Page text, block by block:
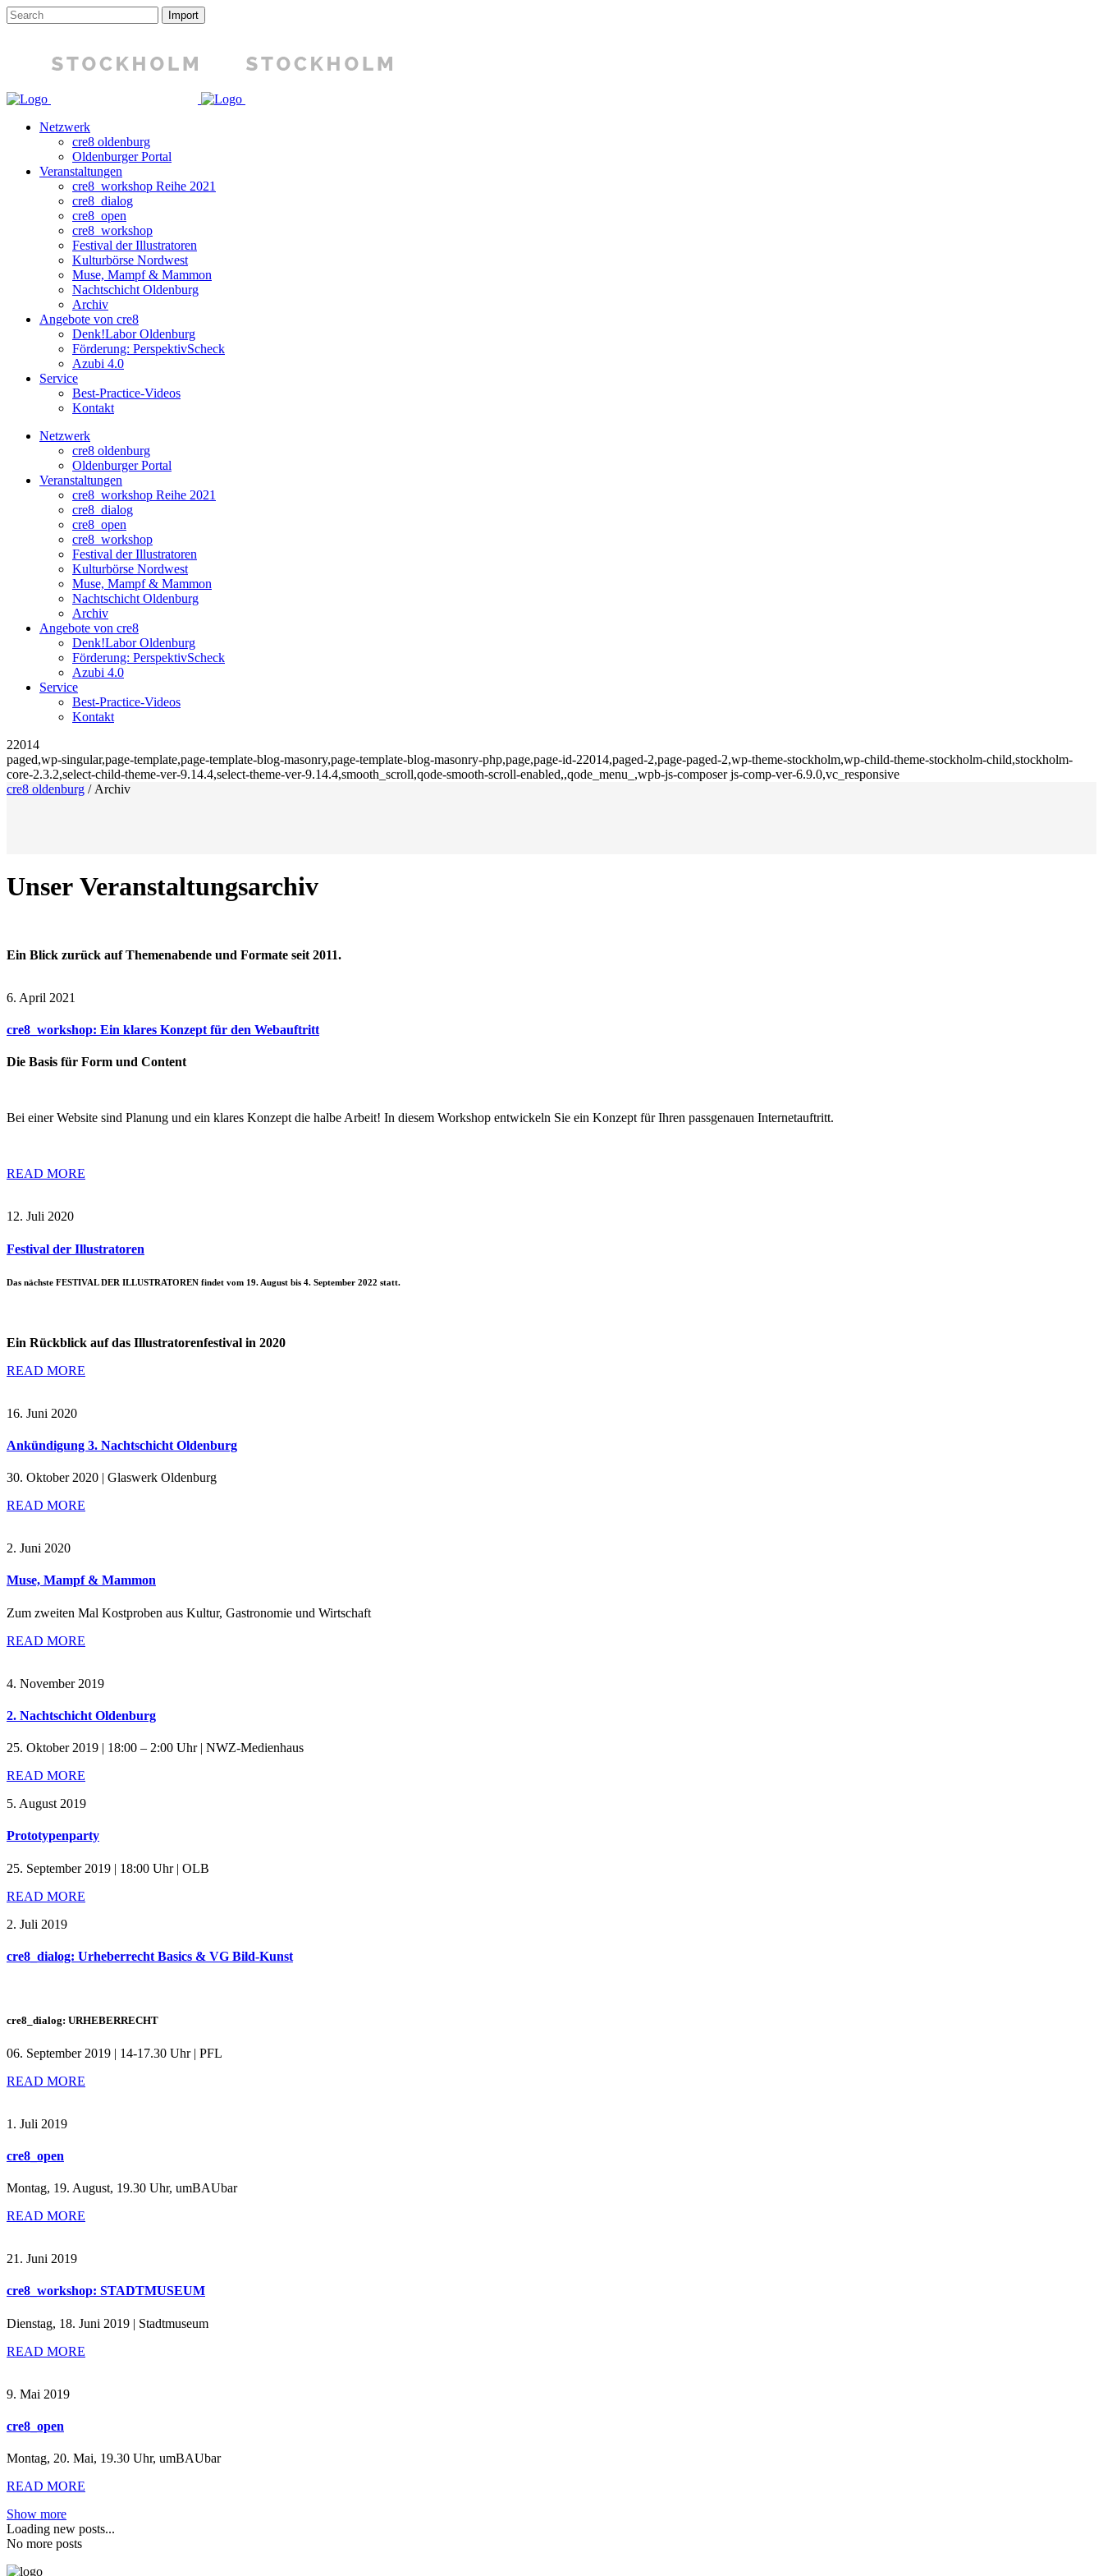
Netzwerk
cre8 oldenburg
Oldenburger Portal
Veranstaltungen
cre8_workshop Reihe 2021
cre8_dialog
cre8_open
cre8_workshop
Festival der Illustratoren
Kulturbörse Nordwest
Muse, Mampf & Mammon
Nachtschicht Oldenburg
Archiv
Angebote von cre8
Denk!Labor Oldenburg
Förderung: PerspektivScheck
Azubi 4.0
Service
Best-Practice-Videos
Kontakt
Netzwerk
cre8 oldenburg
Oldenburger Portal
Veranstaltungen
cre8_workshop Reihe 2021
cre8_dialog
cre8_open
cre8_workshop
Festival der Illustratoren
Kulturbörse Nordwest
Muse, Mampf & Mammon
Nachtschicht Oldenburg
Archiv
Angebote von cre8
Denk!Labor Oldenburg
Förderung: PerspektivScheck
Azubi 4.0
Service
Best-Practice-Videos
Kontakt
22014
paged,wp-singular,page-template,page-template-blog-masonry,page-template-blog-masonry-php,page,page-id-22014,paged-2,page-paged-2,wp-theme-stockholm,wp-child-theme-stockholm-child,stockholm-
core-2.3.2,select-child-theme-ver-9.14.4,select-theme-ver-9.14.4,smooth_scroll,qode-smooth-scroll-enabled,,qode_menu_,wpb-js-composer js-comp-ver-6.9.0,vc_responsive
cre8 oldenburg / Archiv
Unser Veranstaltungsarchiv
Ein Blick zurück auf Themenabende und Formate seit 2011.
6. April 2021
cre8_workshop: Ein klares Konzept für den Webauftritt
Die Basis für Form und Content
Bei einer Website sind Planung und ein klares Konzept die halbe Arbeit! In diesem Workshop entwickeln Sie ein Konzept für Ihren passgenauen Internetauftritt.
READ MORE
12. Juli 2020
Festival der Illustratoren
Das nächste FESTIVAL DER ILLUSTRATOREN findet vom 19. August bis 4. September 2022 statt.
Ein Rückblick auf das Illustratorenfestival in 2020
READ MORE
16. Juni 2020
Ankündigung 3. Nachtschicht Oldenburg
30. Oktober 2020 | Glaswerk Oldenburg
READ MORE
2. Juni 2020
Muse, Mampf & Mammon
Zum zweiten Mal Kostproben aus Kultur, Gastronomie und Wirtschaft
READ MORE
4. November 2019
2. Nachtschicht Oldenburg
25. Oktober 2019 | 18:00 – 2:00 Uhr | NWZ-Medienhaus
READ MORE
5. August 2019
Prototypenparty
25. September 2019 | 18:00 Uhr | OLB
READ MORE
2. Juli 2019
cre8_dialog: Urheberrecht Basics & VG Bild-Kunst
cre8_dialog: URHEBERRECHT
06. September 2019 | 14-17.30 Uhr | PFL
READ MORE
1. Juli 2019
cre8_open
Montag, 19. August, 19.30 Uhr, umBAUbar
READ MORE
21. Juni 2019
cre8_workshop: STADTMUSEUM
Dienstag, 18. Juni 2019 | Stadtmuseum
READ MORE
9. Mai 2019
cre8_open
Montag, 20. Mai, 19.30 Uhr, umBAUbar
READ MORE
Show more
Loading new posts...
No more posts